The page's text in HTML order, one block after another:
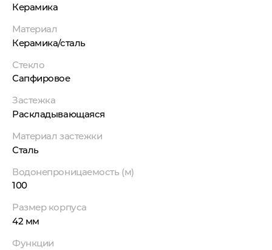
Керамика
Материал
Керамика/сталь
Стекло
Сапфировое
Застежка
Раскладывающаяся
Материал застежки
Сталь
Водонепроницаемость (м)
100
Размер корпуса
42 мм
Функции